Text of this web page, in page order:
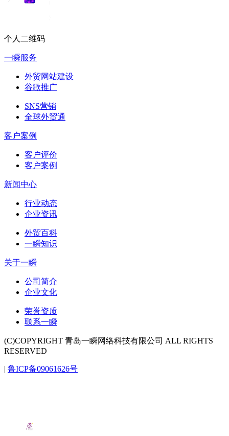
个人二维码
一瞬服务
外贸网站建设
谷歌推广
SNS营销
全球外贸通
客户案例
客户评价
客户案例
新闻中心
行业动态
企业资讯
外贸百科
一瞬知识
关于一瞬
公司简介
企业文化
荣誉资质
联系一瞬
(C)COPYRIGHT 青岛一瞬网络科技有限公司 ALL RIGHTS
RESERVED
| 鲁ICP备09061626号